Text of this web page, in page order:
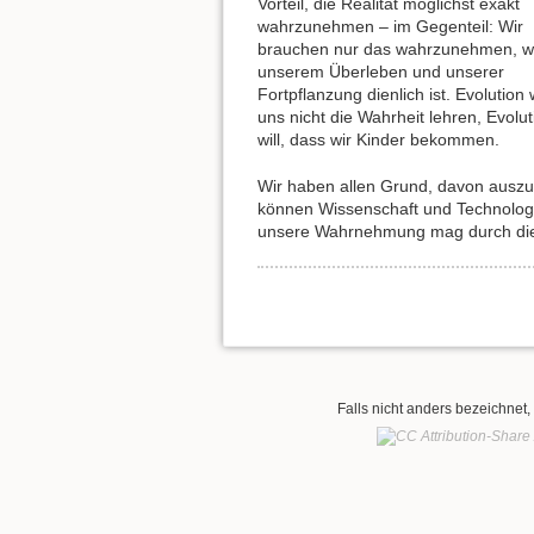
Vorteil, die Realität möglichst exakt
wahrzunehmen – im Gegenteil: Wir
brauchen nur das wahrzunehmen,
unserem Überleben und unserer
Fortpflanzung dienlich ist. Evolution
uns nicht die Wahrheit lehren,
will, dass wir Kinder bekommen.
Wir haben allen Grund, davon
können Wissenschaft und
unsere Wahrnehmung mag durch
Falls nicht anders